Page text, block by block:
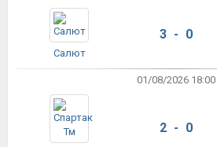
Салют
3 - 0
01/08/2026 18:00
2 - 0